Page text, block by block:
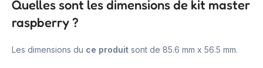
Quelles sont les dimensions de kit master
raspberry ?
Les dimensions du ce produit sont de 85.6 mm x 56.5 mm.